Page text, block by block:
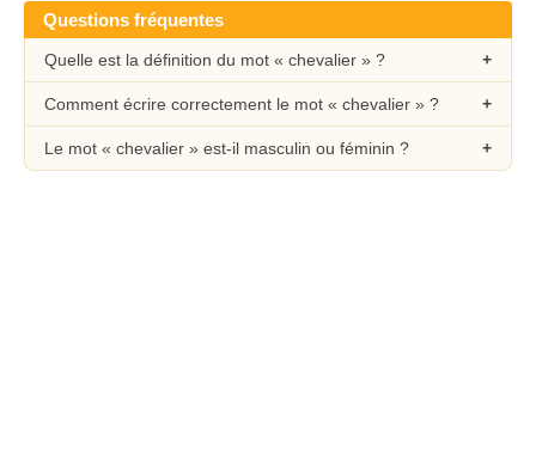
Questions fréquentes
Quelle est la définition du mot « chevalier » ?
Comment écrire correctement le mot « chevalier » ?
Le mot « chevalier » est-il masculin ou féminin ?